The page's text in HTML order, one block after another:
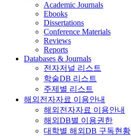
Academic Journals
Ebooks
Dissertations
Conference Materials
Reviews
Reports
Databases & Journals
전자저널 리스트
학술DB 리스트
주제별 리스트
해외전자자료 이용안내
해외전자자료 이용안내
해외DB별 이용권한
대학별 해외DB 구독현황